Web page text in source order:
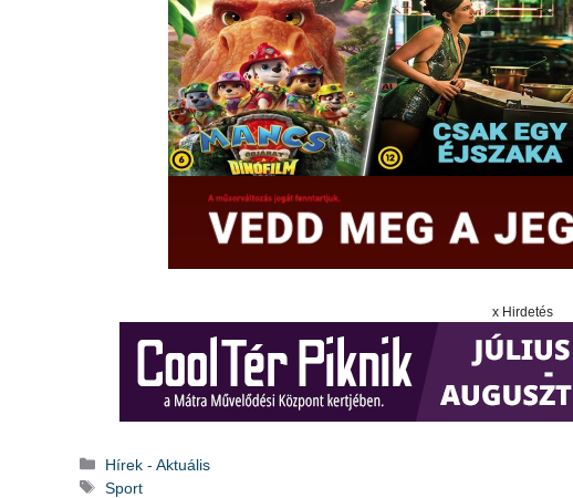
x Hirdetés
Kategória
Hírek - Aktuális
Címkék
Sport